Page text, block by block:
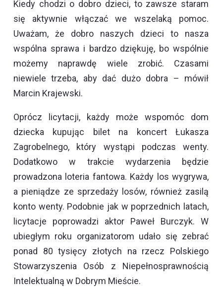
Kiedy chodzi o dobro dzieci, to zawsze staram
się aktywnie włączać we wszelaką pomoc.
Uważam, że dobro naszych dzieci to nasza
wspólna sprawa i bardzo dziękuję, bo wspólnie
możemy naprawdę wiele zrobić. Czasami
niewiele trzeba, aby dać dużo dobra – mówił
Marcin Krajewski.
Oprócz licytacji, każdy może wspomóc dom
dziecka kupując bilet na koncert Łukasza
Zagrobelnego, który wystąpi podczas wenty.
Dodatkowo w trakcie wydarzenia będzie
prowadzona loteria fantowa. Każdy los wygrywa,
a pieniądze ze sprzedaży losów, również zasilą
konto wenty. Podobnie jak w poprzednich latach,
licytacje poprowadzi aktor Paweł Burczyk. W
ubiegłym roku organizatorom udało się zebrać
ponad 80 tysięcy złotych na rzecz Polskiego
Stowarzyszenia Osób z Niepełnosprawnością
Intelektualną w Dobrym Mieście.